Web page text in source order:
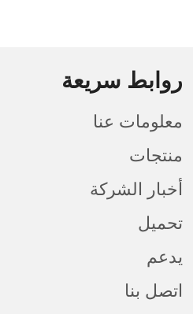
روابط سريعة
معلومات عنا
منتجات
أخبار الشركة
تحميل
يدعم
اتصل بنا